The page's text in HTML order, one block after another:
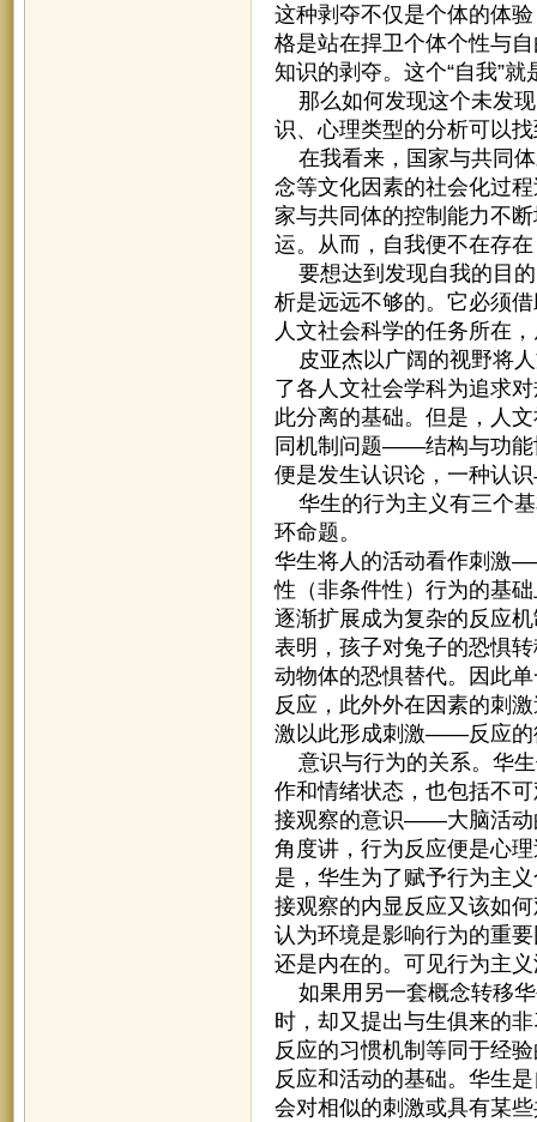
这种剥夺不仅是个体的体
格是站在捍卫个体个性与
知识的剥夺。这个“自我”
那么如何发现这个未发现
识、心理类型的分析可以
在我看来，国家与共同体
念等文化因素的社会化过
家与共同体的控制能力不
运。从而，自我便不在存
要想达到发现自我的目的
析是远远不够的。它必须
人文社会科学的任务所在
皮亚杰以广阔的视野将人
了各人文社会学科为追求
此分离的基础。但是，人
同机制问题——结构与功
便是发生认识论，一种认
华生的行为主义有三个
环命题。
华生将人的活动看作刺激
性（非条件性）行为的基
逐渐扩展成为复杂的反应
表明，孩子对兔子的恐惧
动物体的恐惧替代。因此
反应，此外外在因素的刺
激以此形成刺激——反应的
意识与行为的关系。华生
作和情绪状态，也包括不
接观察的意识——大脑活动
角度讲，行为反应便是心
是，华生为了赋予行为主
接观察的内显反应又该如
认为环境是影响行为的重
还是内在的。可见行为主
如果用另一套概念转移华
时，却又提出与生俱来的
反应的习惯机制等同于经
反应和活动的基础。华生
会对相似的刺激或具有某